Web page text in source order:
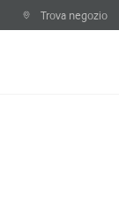
Trova negozio